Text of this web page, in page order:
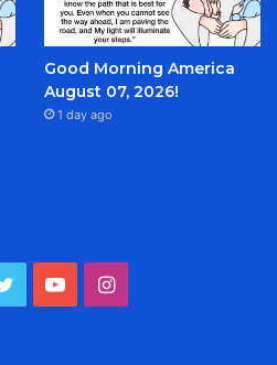
Good Morning America
August 07, 2026!
1 day ago
TwitterYouTubeInstagram